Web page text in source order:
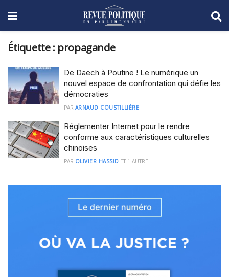
Étiquette : propagande
De Daech à Poutine ! Le numérique un
nouvel espace de confrontation qui défie les
démocraties
PAR ARNAUD COUSTILLIÈRE
Réglementer Internet pour le rendre
conforme aux caractéristiques culturelles
chinoises
PAR OLIVIER HASSID ET 1 AUTRE